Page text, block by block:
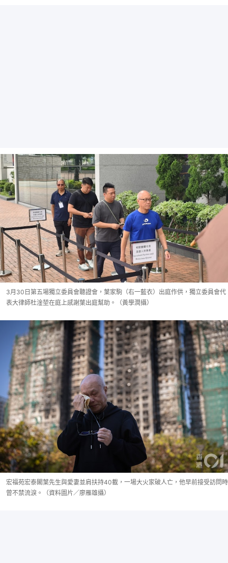
3月30日第五場獨立委員會聽證會，葉家駒（右一藍衣）出庭作供，獨立委員會代
表大律師杜淦堃在庭上感謝葉出庭幫助。（黃學潤攝）
宏福苑宏泰閣葉先生與愛妻並肩扶持40載，一場大火家破人亡，他早前接受訪問時
曾不禁流淚。（資料圖片／廖雁雄攝）